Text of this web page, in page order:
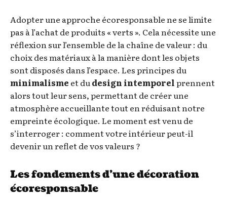
Adopter une approche écoresponsable ne se limite
pas à l’achat de produits « verts ». Cela nécessite une
réflexion sur l’ensemble de la chaîne de valeur : du
choix des matériaux à la manière dont les objets
sont disposés dans l’espace. Les principes du
minimalisme et du design intemporelprennent
alors tout leur sens, permettant de créer une
atmosphère accueillante tout en réduisant notre
empreinte écologique. Le moment est venu de
s’interroger : comment votre intérieur peut-il
devenir un reflet de vos valeurs ?
Les fondements d’une décoration
écoresponsable